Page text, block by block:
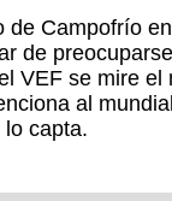
de Campofrío
de
VEF se mire el
al
capta.